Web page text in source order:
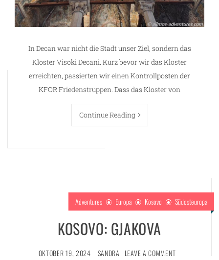
In Decan war nicht die Stadt unser Ziel, sondern das
Kloster Visoki Decani. Kurz bevor wir das Kloster
erreichten, passierten wir einen Kontrollposten der
KFOR Friedenstruppen. Dass das Kloster von
Continue Reading
Adventures Europa Kosovo Südosteuropa
KOSOVO: GJAKOVA
OKTOBER 19, 2024 SANDRA LEAVE A COMMENT